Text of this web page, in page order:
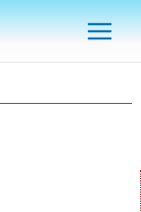
Main
Menu